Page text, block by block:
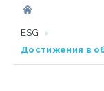
ESG
Достижения в